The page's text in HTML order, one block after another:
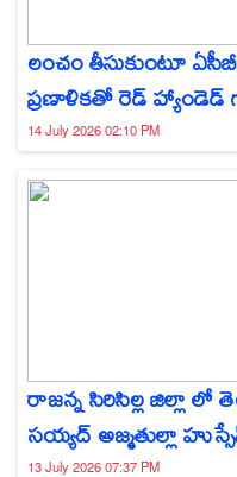
లంచం తీసుకుంటూ
ప్రణాళికతో రెడ్ హ్యాండెడ్
14 July 2026 02:10 PM
రాజన్న సిరిసిల్ల జిల్లా లో
సయ్యద్ అజ్మతుల్లా
13 July 2026 07:37 PM